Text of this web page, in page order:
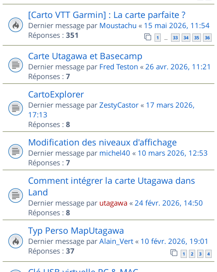
[Carto VTT Garmin] : La carte parfaite ?
Dernier message par Moustachu « 15 mai 2026, 11:54
Réponses : 351 1 … 33 34 35 36
Carte Utagawa et Basecamp
Dernier message par Fred Teston « 26 avr. 2026, 11:21
Réponses : 7
CartoExplorer
Dernier message par ZestyCastor « 17 mars 2026,
17:13
Réponses : 8
Modification des niveaux d'affichage
Dernier message par michel40 « 10 mars 2026, 12:53
Réponses : 7
Comment intégrer la carte Utagawa dans
Land
Dernier message par utagawa « 24 févr. 2026, 14:50
Réponses : 8
Typ Perso MapUtagawa
Dernier message par Alain_Vert « 10 févr. 2026, 19:01
Réponses : 37 1 2 3 4